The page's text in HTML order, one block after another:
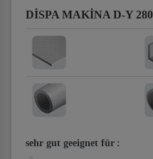
DİSPA MAKİNA D-Y
sehr gut geeignet für :